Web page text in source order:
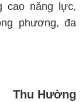
cao năng lực,
phương, đa
Thu Hường